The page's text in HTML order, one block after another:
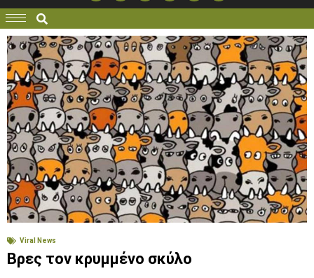
Viral News
Βρες τον κρυμμένο σκύλο